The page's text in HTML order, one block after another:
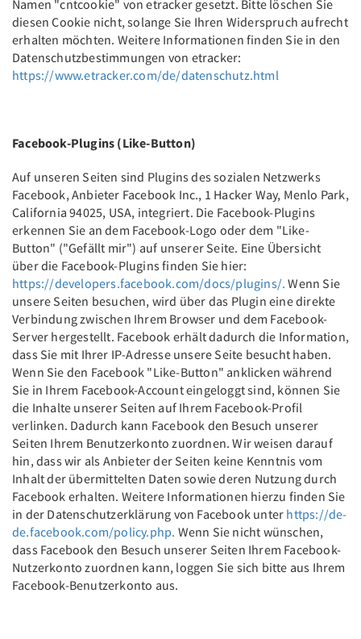
Namen "cntcookie" von etracker gesetzt. Bitte löschen Sie
diesen Cookie nicht, solange Sie Ihren Widerspruch aufrecht
erhalten möchten. Weitere Informationen finden Sie in den
Datenschutzbestimmungen von etracker:
https://www.etracker.com/de/datenschutz.html
Facebook-Plugins (Like-Button)
Auf unseren Seiten sind Plugins des sozialen Netzwerks
Facebook, Anbieter Facebook Inc., 1 Hacker Way, Menlo Park,
California 94025, USA, integriert. Die Facebook-Plugins
erkennen Sie an dem Facebook-Logo oder dem "Like-
Button" ("Gefällt mir") auf unserer Seite. Eine Übersicht
über die Facebook-Plugins finden Sie hier:
https://developers.facebook.com/docs/plugins/. Wenn Sie
unsere Seiten besuchen, wird über das Plugin eine direkte
Verbindung zwischen Ihrem Browser und dem Facebook-
Server hergestellt. Facebook erhält dadurch die Information,
dass Sie mit Ihrer IP-Adresse unsere Seite besucht haben.
Wenn Sie den Facebook "Like-Button" anklicken während
Sie in Ihrem Facebook-Account eingeloggt sind, können Sie
die Inhalte unserer Seiten auf Ihrem Facebook-Profil
verlinken. Dadurch kann Facebook den Besuch unserer
Seiten Ihrem Benutzerkonto zuordnen. Wir weisen darauf
hin, dass wir als Anbieter der Seiten keine Kenntnis vom
Inhalt der übermittelten Daten sowie deren Nutzung durch
Facebook erhalten. Weitere Informationen hierzu finden Sie
in der Datenschutzerklärung von Facebook unter https://de-
de.facebook.com/policy.php. Wenn Sie nicht wünschen,
dass Facebook den Besuch unserer Seiten Ihrem Facebook-
Nutzerkonto zuordnen kann, loggen Sie sich bitte aus Ihrem
Facebook-Benutzerkonto aus.